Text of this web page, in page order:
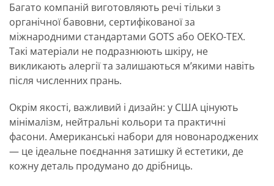
Багато компаній виготовляють речі тільки з
органічної бавовни, сертифікованої за
міжнародними стандартами GOTS або OEKO-TEX.
Такі матеріали не подразнюють шкіру, не
викликають алергії та залишаються м’якими навіть
після численних прань.
Окрім якості, важливий і дизайн: у США цінують
мінімалізм, нейтральні кольори та практичні
фасони. Американські набори для новонароджених
— це ідеальне поєднання затишку й естетики, де
кожну деталь продумано до дрібниць.